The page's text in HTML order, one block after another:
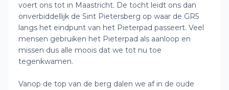
voert ons tot in Maastricht. De tocht leidt ons dan
onverbiddellijk de Sint Pietersberg op waar de GR5
langs het eindpunt van het Pieterpad passeert. Veel
mensen gebruiken het Pieterpad als aanloop en
missen dus alle moois dat we tot nu toe
tegenkwamen.
Vanop de top van de berg dalen we af in de oude